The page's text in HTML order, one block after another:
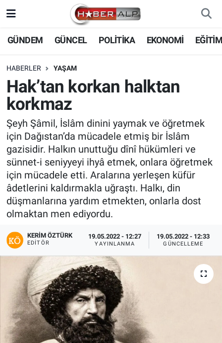
GÜNDEM GÜNCEL POLİTİKA EKONOMİ
HABERLER YAŞAM
Hak’tan korkan halktan
korkmaz
Şeyh Şâmil, İslâm dinini yaymak ve öğretmek
için Dağıstan’da mücadele etmiş bir İslâm
gazisidir. Halkın unuttuğu dînî hükümleri ve
sünnet-i seniyyeyi ihyâ etmek, onlara öğretmek
için mücadele etti. Aralarına yerleşen küfür
âdetlerini kaldırmakla uğraştı. Halkı, din
düşmanlarına yardım etmekten, onlarla dost
olmaktan men ediyordu.
KERIM ÖZTÜRK
EDITÖR
19.05.2022 - 12:27
YAYINLANMA
19.05.2022 - 12:33
GÜNCELLEME
Nöbetçi Eczaneler
Hava Durumu
Trafik Durumu
Tüm Manşetler
Son Dakika Haberleri
Haber Arşivi